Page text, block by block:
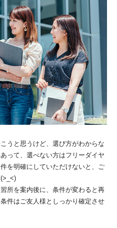
うと思うけど、選び方がわからな
って、選べない方はフリーダイヤ
を明確にしていただけないと、ご
所を案内後に、条件が変わると再
件はご友人様としっかり確定させ